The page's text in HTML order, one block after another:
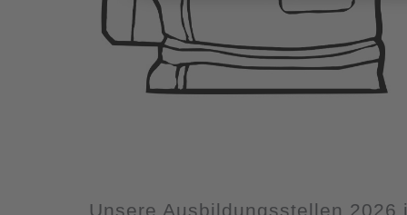
Unsere Ausbildungsstellen 2026